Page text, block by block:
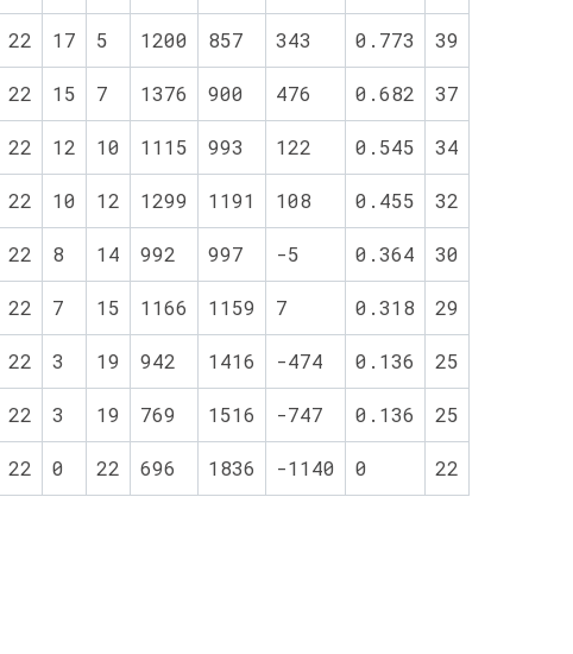
22 17 5 1200 857 343 0.773 39
22 15 7 1376 900 476 0.682 37
22 12 10 1115 993 122 0.545 34
22 10 12 1299 1191 108 0.455 32
22 8 14 992 997 -5 0.364 30
22 7 15 1166 1159 7 0.318 29
22 3 19 942 1416 -474 0.136 25
22 3 19 769 1516 -747 0.136 25
22 0 22 696 1836 -1140 0 22